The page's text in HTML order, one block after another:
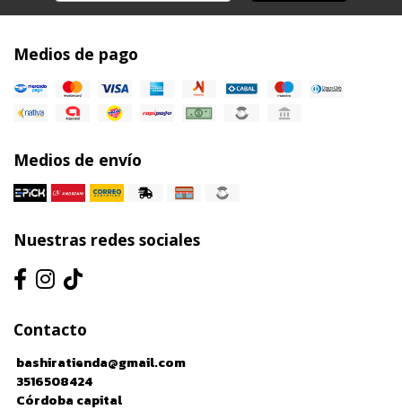
Medios de pago
Medios de envío
Nuestras redes sociales
Contacto
bashiratienda@gmail.com
3516508424
Córdoba capital